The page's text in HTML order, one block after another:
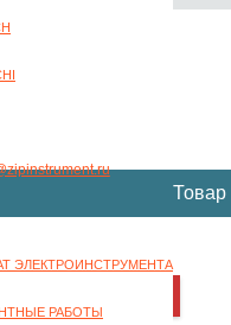
ЭЛЕКТРОИНСТРУМЕНТА
РАБОТЫ
Товар